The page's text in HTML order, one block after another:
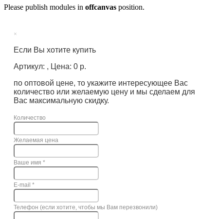
Please publish modules in offcanvas position.
×
Если Вы хотите купить
Артикул: , Цена: 0 р.
по оптовой цене, то укажите интересующее Вас
количество или желаемую цену и мы сделаем для
Вас максимальную скидку.
Количество
Желаемая цена
Ваше имя *
E-mail *
Телефон (если хотите, чтобы мы Вам перезвонили)